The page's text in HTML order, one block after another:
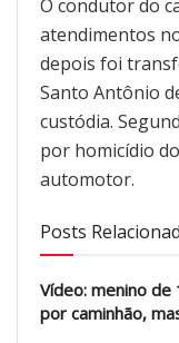
O condutor do
atendimentos
depois foi
Santo Antônio
custódia.
por homicídio
automotor.
Posts
Vídeo: menino
por caminhão,